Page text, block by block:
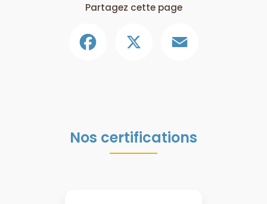
Partagez cette page
Nos certifications